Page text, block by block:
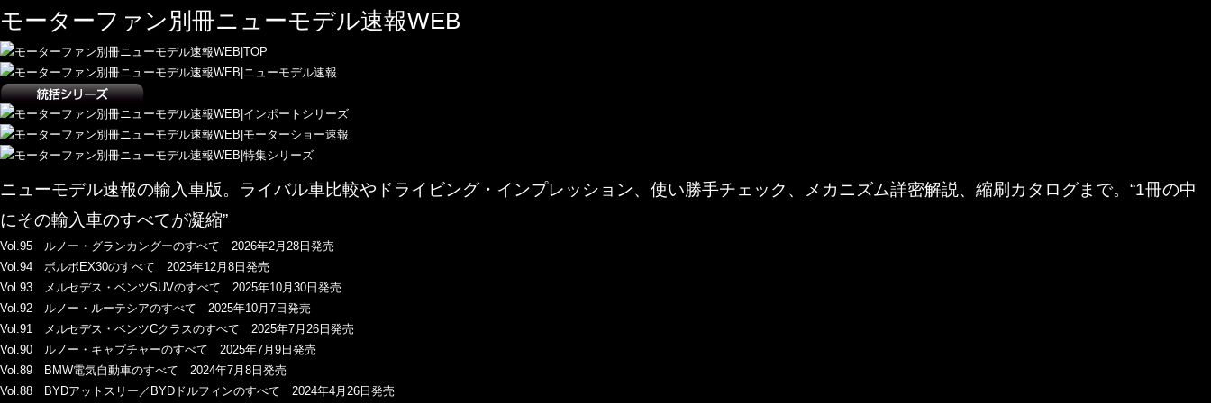
モーターファン別冊ニューモデル速報WEB
ニューモデル速報の輸入車版。ライバル車比較やドライビング・インプレッション、使い勝手チェック、メカニズム詳密解説、縮刷カタログまで。“1冊の中
にその輸入車のすべてが凝縮”
Vol.95 ルノー・グランカングーのすべて 2026年2月28日発売
Vol.94 ボルボEX30のすべて 2025年12月8日発売
Vol.93 メルセデス・ベンツSUVのすべて 2025年10月30日発売
Vol.92 ルノー・ルーテシアのすべて 2025年10月7日発売
Vol.91 メルセデス・ベンツCクラスのすべて 2025年7月26日発売
Vol.90 ルノー・キャプチャーのすべて 2025年7月9日発売
Vol.89 BMW電気自動車のすべて 2024年7月8日発売
Vol.88 BYDアットスリー／BYDドルフィンのすべて 2024年4月26日発売